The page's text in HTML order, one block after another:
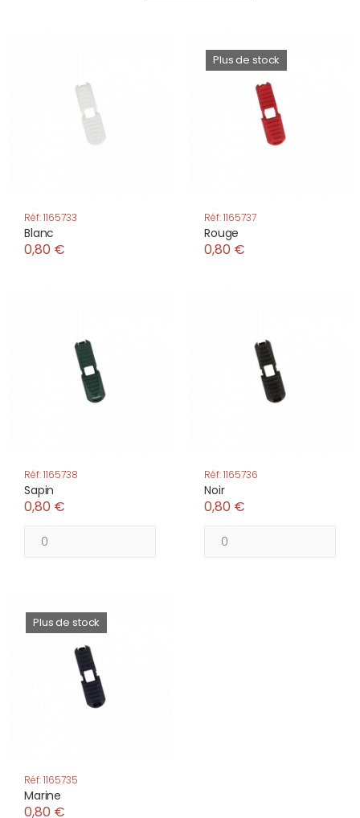
Réf: 1165733
Blanc
0,80 €
Plus de stock
Réf: 1165737
Rouge
0,80 €
Réf: 1165738
Sapin
0,80 €
Réf: 1165736
Noir
0,80 €
Plus de stock
Réf: 1165735
Marine
0,80 €